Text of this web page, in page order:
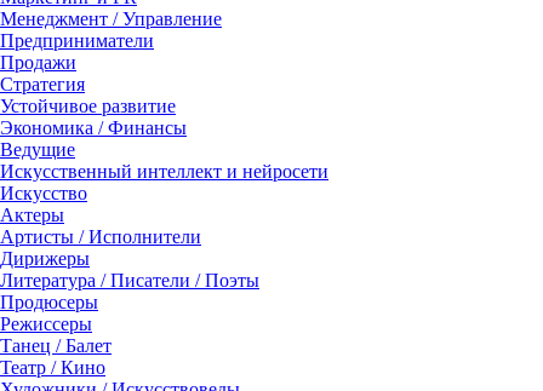
Менеджмент / Управление
Предприниматели
Продажи
Стратегия
Устойчивое развитие
Экономика / Финансы
Ведущие
Искусственный интеллект и нейросети
Искусство
Актеры
Артисты / Исполнители
Дирижеры
Литература / Писатели / Поэты
Продюсеры
Режиссеры
Танец / Балет
Театр / Кино